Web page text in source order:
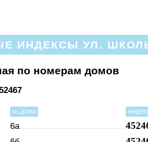
ИНДЕКСЫ УЛ.
по номерам домов
№ ДОМА
6а